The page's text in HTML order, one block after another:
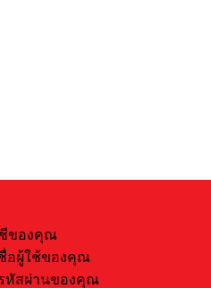
ของคุณ
อผู้ใช้ของคุณ
หัสผ่านของคุณ